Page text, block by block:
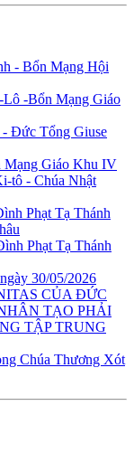
- Bổn Mạng Hội
-Bổn Mạng Giáo
- Đức Tổng Giuse
Mạng Giáo Khu IV
tô - Chúa Nhật
Phạt Tạ Thánh
Phạt Tạ Thánh
30/05/2026
CỦA ĐỨC
TẠO PHẢI
TẬP TRUNG
Chúa Thương Xót